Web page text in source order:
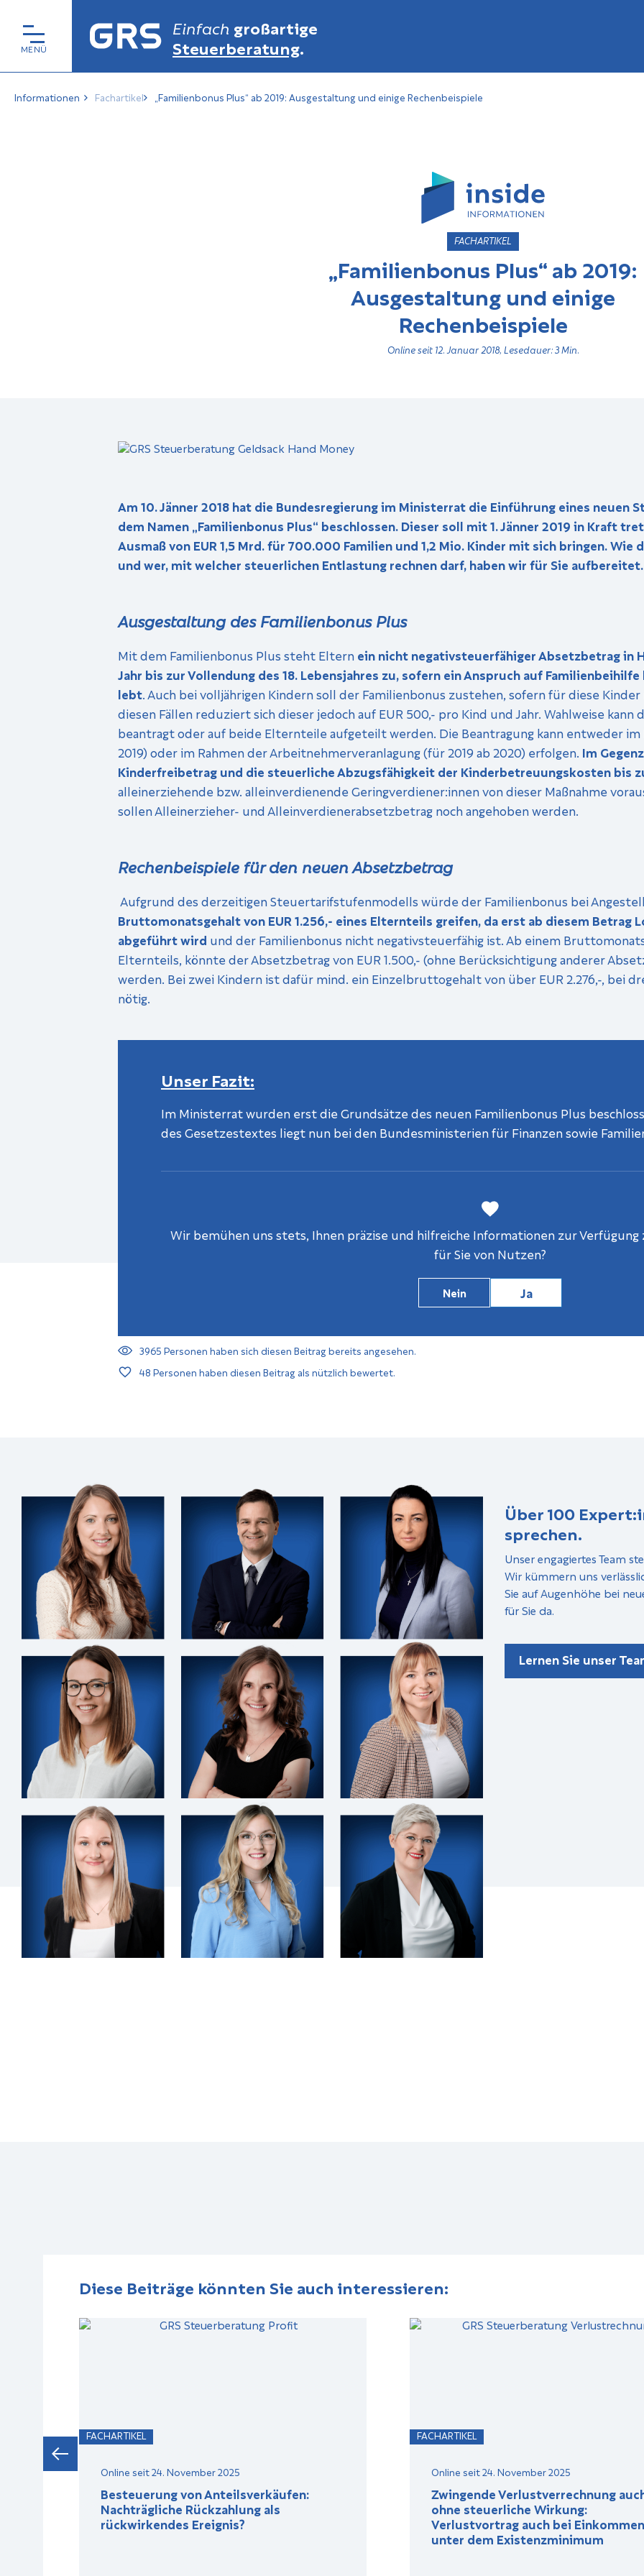
Einfach großartige
Steuerberatung.
Informationen Fachartikel „Familienbonus Plus“ ab 2019: Ausgestaltung und einige Rechenbeispiele
FACHARTIKEL
„Familienbonus Plus“ ab 2019:
Ausgestaltung und einige
Rechenbeispiele
Online seit 12. Januar 2018, Lesedauer: 3 Min.
Am 10. Jänner 2018 hat die Bundesregierung im Ministerrat die Einführung eines
dem Namen „Familienbonus Plus“ beschlossen. Dieser soll mit 1. Jänner 2019 in Kraft
Ausmaß von EUR 1,5 Mrd. für 700.000 Familien und 1,2 Mio. Kinder mit sich bringen.
und wer, mit welcher steuerlichen Entlastung rechnen darf, haben wir für Sie aufbereitet.
Ausgestaltung des Familienbonus Plus
Mit dem Familienbonus Plus steht Elternein nicht negativsteuerfähiger Absetzbetrag in
Jahr bis zur Vollendung des 18. Lebensjahres zu, sofern ein Anspruch auf
lebt. Auch bei volljährigen Kindern soll der Familienbonus zustehen, sofern für diese
diesen Fällen reduziert sich dieser jedoch auf EUR 500,- pro Kind und Jahr. Wahlweise
beantragt oder auf beide Elternteile aufgeteilt werden. Die Beantragung kann entweder im
2019) oder im Rahmen der Arbeitnehmerveranlagung (für 2019 ab 2020) erfolgen. Im
Kinderfreibetrag und die steuerliche Abzugsfähigkeit der Kinderbetreuungskosten bis
alleinerziehende bzw. alleinverdienende Geringverdiener:innen von dieser Maßnahme
sollen Alleinerzieher- und Alleinverdienerabsetzbetrag noch angehoben werden.
Rechenbeispiele für den neuen Absetzbetrag
Aufgrund des derzeitigen Steuertarifstufenmodells würde der Familienbonus bei
Bruttomonatsgehalt von EUR 1.256,- eines Elternteils greifen, da erst ab diesem Betrag
abgeführt wird und der Familienbonus nicht negativsteuerfähig ist. Ab einem
Elternteils, könnte der Absetzbetrag von EUR 1.500,- (ohne Berücksichtigung anderer
werden. Bei zwei Kindern ist dafür mind. ein Einzelbruttogehalt von über EUR 2.276,-, bei
nötig.
Unser Fazit:
Im Ministerrat wurden erst die Grundsätze des neuen Familienbonus Plus
des Gesetzestextes liegt nun bei den Bundesministerien für Finanzen sowie
Wir bemühen uns stets, Ihnen präzise und hilfreiche Informationen zur
für Sie von Nutzen?
Nein Ja
3965Personen haben sich diesen Beitrag bereits angesehen.
48Personen haben diesen Beitrag als nützlich bewertet.
Über 100
sprechen.
Unser engagiertes Team
Wir kümmern uns
Sie auf Augenhöhe bei
für Sie da.
Lernen Sie unser
Diese Beiträge könnten Sie auch interessieren:
FACHARTIKEL
Online seit 24. November 2025
Besteuerung von Anteilsverkäufen:
Nachträgliche Rückzahlung als
rückwirkendes Ereignis?
FACHARTIKEL
Online seit 24. November 2025
Zwingende Verlustverrechnung
ohne steuerliche Wirkung:
Verlustvortrag auch bei Einkommen
unter dem Existenzminimum